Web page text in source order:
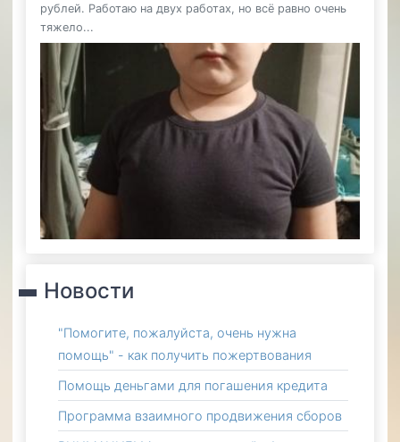
рублей. Работаю на двух работах, но всё равно очень
тяжело...
Новости
"Помогите, пожалуйста, очень нужна
помощь" - как получить пожертвования
Помощь деньгами для погашения кредита
Программа взаимного продвижения сборов